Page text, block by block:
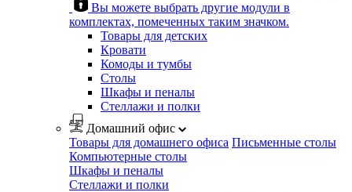
Вы можете выбрать другие модули в
комплектах, помеченных таким значком.
Товары для детских
Кровати
Комоды и тумбы
Столы
Шкафы и пеналы
Стеллажи и полки
Домашний офис
Товары для домашнего офиса Письменные столы
Компьютерные столы
Шкафы и пеналы
Стеллажи и полки